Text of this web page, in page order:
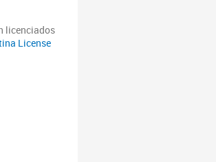
licenciados
License